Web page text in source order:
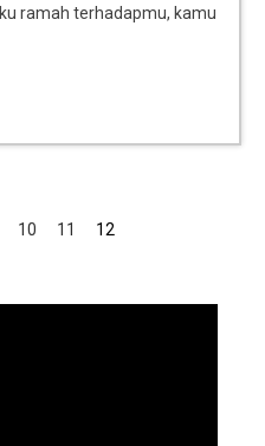
ramah terhadapmu, kamu
10 11 12